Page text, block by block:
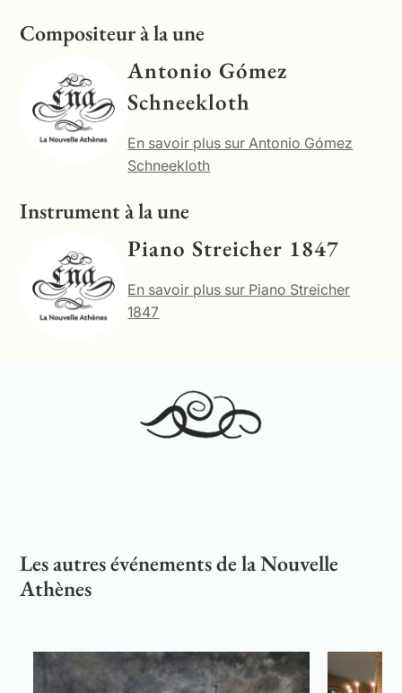
Compositeur à la une
Antonio Gómez
Schneekloth
En savoir plus sur Antonio Gómez
Schneekloth
Instrument à la une
Piano Streicher 1847
En savoir plus sur Piano Streicher
1847
Les autres événements de la Nouvelle
Athènes